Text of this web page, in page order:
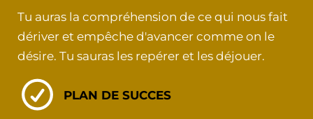
Tu auras la compréhension de ce qui nous fait
dériver et empêche d'avancer comme on le
désire. Tu sauras les repérer et les déjouer.
PLAN DE SUCCES